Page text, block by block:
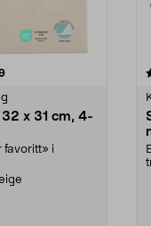
anmeldelser
x 31 cm, 4-
favoritt» i
stjerner